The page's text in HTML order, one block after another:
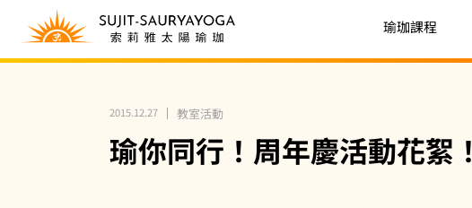
瑜珈課程
2015.12.27 教室活動
瑜你同行！周年慶活動花絮！